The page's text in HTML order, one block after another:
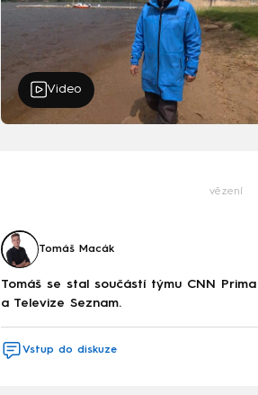
Video
vězení
Tomáš Macák
Tomáš se stal součástí týmu CNN
a Televize Seznam.
Vstup do diskuze